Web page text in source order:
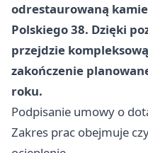
odrestaurowaną
Polskiego 38. Dzięki
przejdzie
zakończenie
roku.
Podpisanie umowy o
Zakres prac obejmuje